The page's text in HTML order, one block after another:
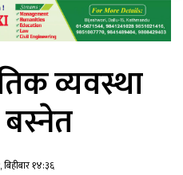
व्यवस्था
१४:३६